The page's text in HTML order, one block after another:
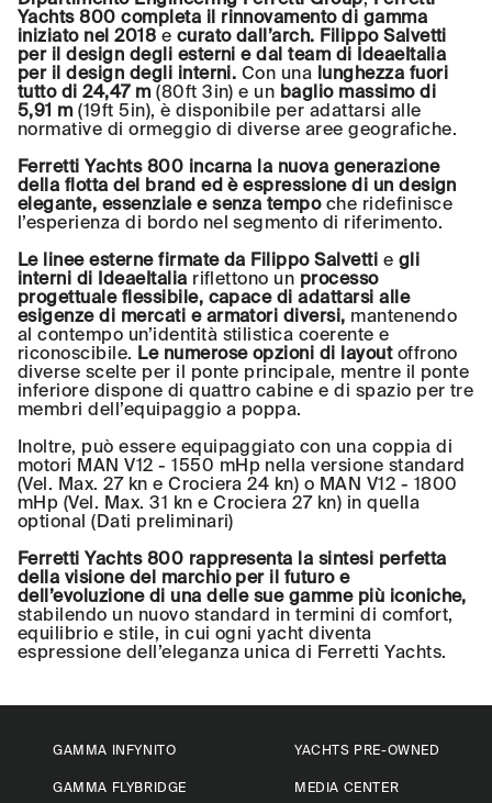
Yachts 800 completa il rinnovamento di gamma
iniziato nel 2018 e curato dall’arch. Filippo Salvetti
per il design degli esterni e dal team di IdeaeItalia
per il design degli interni. Con una lunghezza fuori
tutto di 24,47 m(80ft 3in) e un baglio massimo di
5,91 m(19ft 5in), è disponibile per adattarsi alle
normative di ormeggio di diverse aree geografiche.
Ferretti Yachts 800 incarna la nuova generazione
della flotta del brand ed è espressione di un design
elegante, essenziale e senza tempo che ridefinisce
l’esperienza di bordo nel segmento di riferimento.
Le linee esterne firmate da Filippo Salvetti e gli
interni di IdeaeItalia riflettono un processo
progettuale flessibile, capace di adattarsi alle
esigenze di mercati e armatori diversi, mantenendo
al contempo un’identità stilistica coerente e
riconoscibile. Le numerose opzioni di layout offrono
diverse scelte per il ponte principale, mentre il ponte
inferiore dispone di quattro cabine e di spazio per tre
membri dell’equipaggio a poppa.
Inoltre, può essere equipaggiato con una coppia di
motori MAN V12 - 1550 mHp nella versione standard
(Vel. Max. 27 kn e Crociera 24 kn) o MAN V12 - 1800
mHp (Vel. Max. 31 kn e Crociera 27 kn) in quella
optional (Dati preliminari)
Ferretti Yachts 800 rappresenta la sintesi perfetta
della visione del marchio per il futuro e
dell’evoluzione di una delle sue gamme più iconiche,
stabilendo un nuovo standard in termini di comfort,
equilibrio e stile, in cui ogni yacht diventa
espressione dell’eleganza unica di Ferretti Yachts.
GAMMA INFYNITO
GAMMA FLYBRIDGE
YACHTS PRE-OWNED
MEDIA CENTER